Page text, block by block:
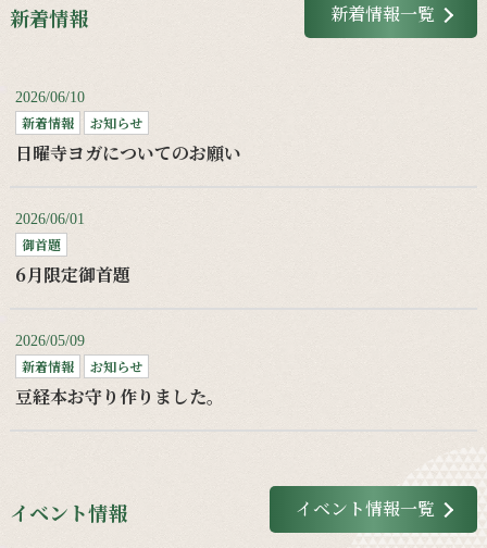
新着情報 新着情報一覧
2026/06/10
新着情報 お知らせ
日曜寺ヨガについてのお願い
2026/06/01
御首題
6月限定御首題
2026/05/09
新着情報 お知らせ
豆経本お守り作りました。
イベント情報 イベント情報一覧